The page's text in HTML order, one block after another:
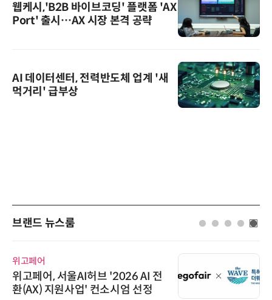
웹케시,'B2B 바이브코딩' 플랫폼 'AX
Port' 출시…AX 시장 본격 공략
AI 데이터센터, 전력반도체 업계 '새
먹거리' 급부상
브랜드 뉴스룸
위고페어
위고페어, 서울AI허브 '2026 AI 전
환(AX) 지원사업' 컨소시엄 선정